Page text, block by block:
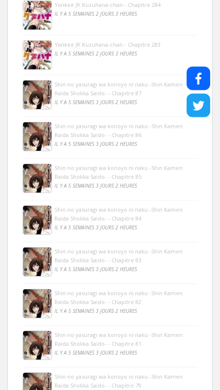
Yankee JK Kuzuhana-chan - Chapitre 284
IL Y A 5 SEMAINES 2 JOURS 3 HEURES
Yankee JK Kuzuhana-chan - Chapitre 283
IL Y A 5 SEMAINES 2 JOURS 3 HEURES
Shin no yasuragi wa konoyo ni naku -Shin Kamen
Raida Shokka Saido- - Chapitre 87
IL Y A 5 SEMAINES 3 JOURS 2 HEURES
Shin no yasuragi wa konoyo ni naku -Shin Kamen
Raida Shokka Saido- - Chapitre 86
IL Y A 5 SEMAINES 3 JOURS 2 HEURES
Shin no yasuragi wa konoyo ni naku -Shin Kamen
Raida Shokka Saido- - Chapitre 85
IL Y A 5 SEMAINES 3 JOURS 2 HEURES
Shin no yasuragi wa konoyo ni naku -Shin Kamen
Raida Shokka Saido- - Chapitre 84
IL Y A 5 SEMAINES 3 JOURS 2 HEURES
Shin no yasuragi wa konoyo ni naku -Shin Kamen
Raida Shokka Saido- - Chapitre 83
IL Y A 5 SEMAINES 3 JOURS 2 HEURES
Shin no yasuragi wa konoyo ni naku -Shin Kamen
Raida Shokka Saido- - Chapitre 82
IL Y A 5 SEMAINES 3 JOURS 2 HEURES
Shin no yasuragi wa konoyo ni naku -Shin Kamen
Raida Shokka Saido- - Chapitre 81
IL Y A 5 SEMAINES 3 JOURS 2 HEURES
Shin no yasuragi wa konoyo ni naku -Shin Kamen
Raida Shokka Saido- - Chapitre 79